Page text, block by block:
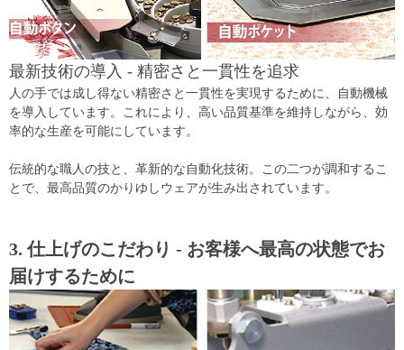
最新技術の導入 - 精密さと一貫性を追求
人の手では成し得ない精密さと一貫性を実現するために、自動機械
を導入しています。これにより、高い品質基準を維持しながら、効
率的な生産を可能にしています。
伝統的な職人の技と、革新的な自動化技術。この二つが調和するこ
とで、最高品質のかりゆしウェアが生み出されています。
3. 仕上げのこだわり - お客様へ最高の状態でお
届けするために